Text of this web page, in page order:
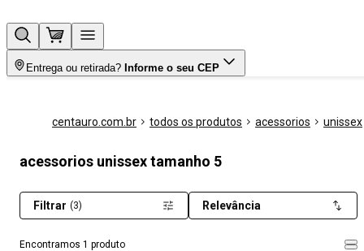
Entrega ou retirada? Informe o seu CEP
centauro.com.br todos os produtos acessorios unissex
acessorios unissex tamanho 5
Encontramos 1 produto
Filtrar (3) Relevância